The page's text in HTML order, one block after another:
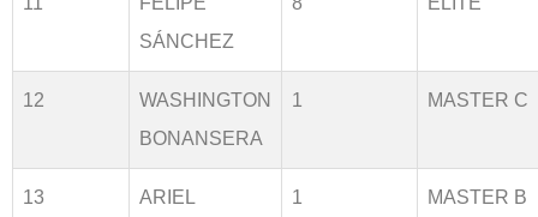
SÁNCHEZ
12
WASHINGTON
BONANSERA
1 MASTER C
13
ARIEL
1 MASTER B